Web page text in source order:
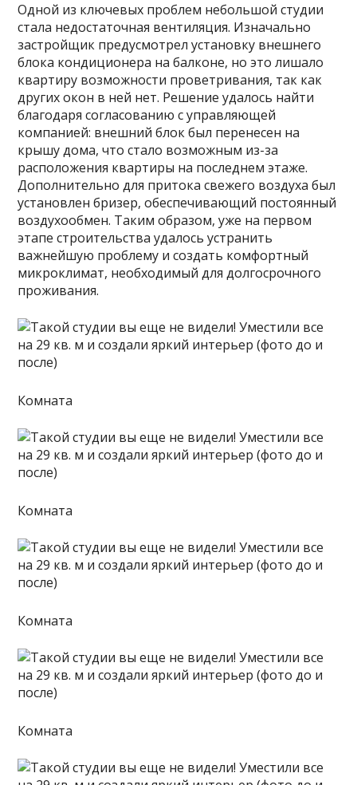
Одной из ключевых проблем небольшой студии
стала недостаточная вентиляция. Изначально
застройщик предусмотрел установку внешнего
блока кондиционера на балконе, но это лишало
квартиру возможности проветривания, так как
других окон в ней нет. Решение удалось найти
благодаря согласованию с управляющей
компанией: внешний блок был перенесен на
крышу дома, что стало возможным из-за
расположения квартиры на последнем этаже.
Дополнительно для притока свежего воздуха был
установлен бризер, обеспечивающий постоянный
воздухообмен. Таким образом, уже на первом
этапе строительства удалось устранить
важнейшую проблему и создать комфортный
микроклимат, необходимый для долгосрочного
проживания.
Комната
Комната
Комната
Комната